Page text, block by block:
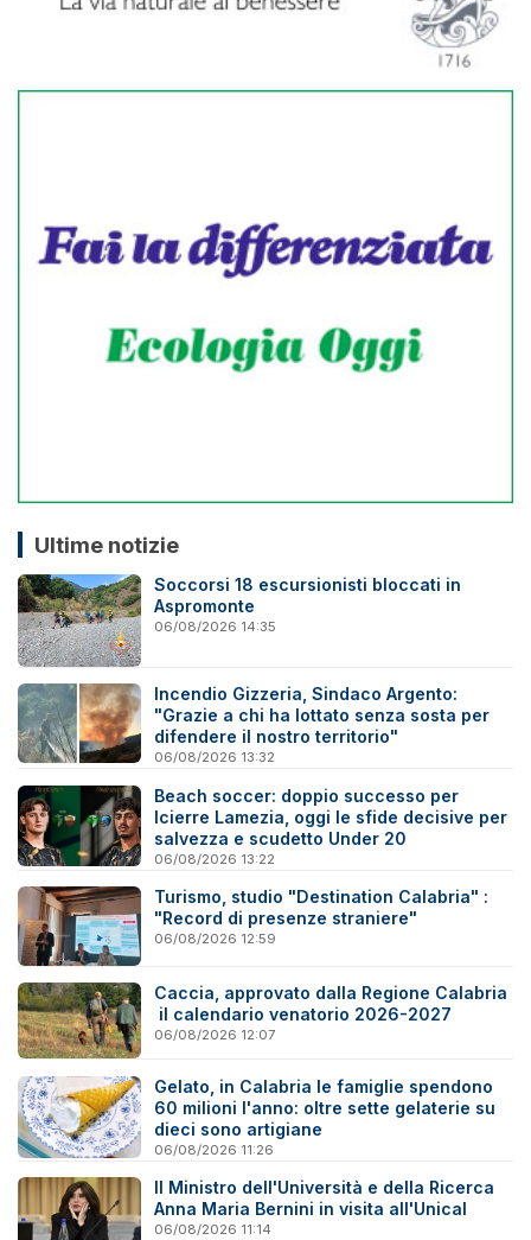
Ultime notizie
Soccorsi 18 escursionisti bloccati in
Aspromonte
06/08/2026 14:35
Incendio Gizzeria, Sindaco Argento:
"Grazie a chi ha lottato senza sosta per
difendere il nostro territorio"
06/08/2026 13:32
Beach soccer: doppio successo per
Icierre Lamezia, oggi le sfide decisive per
salvezza e scudetto Under 20
06/08/2026 13:22
Turismo, studio "Destination Calabria" :
"Record di presenze straniere"
06/08/2026 12:59
Caccia, approvato dalla Regione Calabria
il calendario venatorio 2026-2027
06/08/2026 12:07
Gelato, in Calabria le famiglie spendono
60 milioni l'anno: oltre sette gelaterie su
dieci sono artigiane
06/08/2026 11:26
Il Ministro dell'Università e della Ricerca
Anna Maria Bernini in visita all'Unical
06/08/2026 11:14